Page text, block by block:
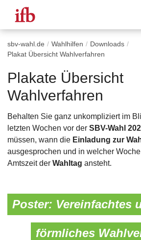
sbv-wahl.de Wahlhilfen
Downloads
Plakat Übersicht Wahlverfahren
Plakate Übersicht
Wahlverfahren
Behalten Sie ganz unkompliziert im
letzten Wochen vor der SBV-Wahl
müssen, wann die Einladung zur
ausgesprochen und in welcher
Amtszeit der Wahltag ansteht.
Poster: Vereinfachtes
förmliches